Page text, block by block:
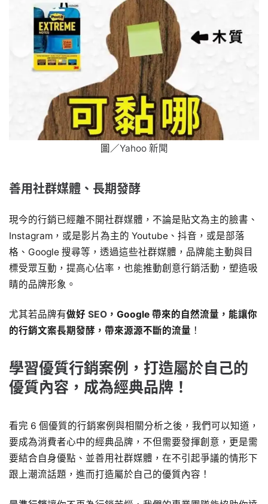
圖／Yahoo 新聞
善用社群媒體、長期發酵
現今的行銷已經離不開社群媒體，不論是貼文為主的臉書、
Instagram，或是影片為主的 Youtube、抖音，或是部落
格、Google 搜尋等，透過這些社群媒體，品牌能主動與目
標受眾互動，提高心佔率，也能推動創意行銷活動，塑造吸
睛的品牌形象。
尤其若品牌有做好 SEO ，Google 帶來的自然流量，能讓你
的行銷文案長期發酵，帶來源源不斷的流量 ！
學習優質行銷案例，打造屬於自己的
優質內容，成為經典品牌！
看完 6 個優質的行銷案例與相關分析之後，我們可以知道，
要成為消費者心中的經典品牌，不但需要發揮創意，更是需
要結合自身優點、並善用社群媒體，在不引起爭議的情形下
跟上潮流話題，進而打造屬於自己的優質內容！